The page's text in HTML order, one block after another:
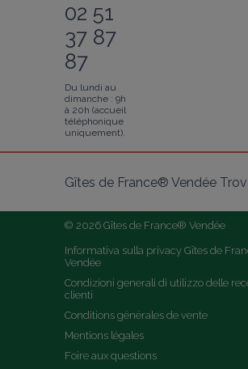
02 51
37 87
87
Du lundi au
dimanche : 9h
à 20h (accueil
téléphonique
uniquement).
Gîtes de France® Vendée
© 2026 Gîtes de France® Vendée
Informativa sulla privacy Gîtes de
Vendée
Condizioni generali di utilizzo delle
clienti
Conditions générales de vente
Mentions légales
Foire aux questions